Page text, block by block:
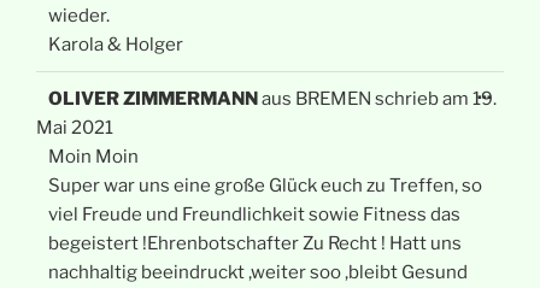
wieder.
Karola & Holger
OLIVER ZIMMERMANNaus BREMEN schrieb am 19.
Mai 2021
Moin Moin
Super war uns eine große Glück euch zu Treffen, so
viel Freude und Freundlichkeit sowie Fitness das
begeistert !Ehrenbotschafter Zu Recht ! Hatt uns
nachhaltig beeindruckt ,weiter soo ,bleibt Gesund
...Diese